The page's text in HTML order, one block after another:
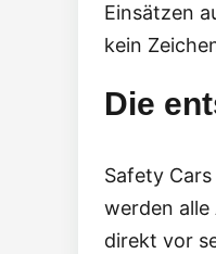
Einsätzen
kein
Die
Safety
werden
direkt vor